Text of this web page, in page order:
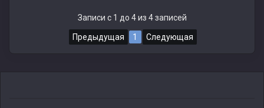
Записи с 1 до 4 из 4 записей
Предыдущая 1 Следующая